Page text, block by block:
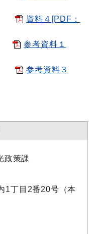
資料４[PDF：
参考資料１
参考資料３
政策課
1丁目2番20号（本